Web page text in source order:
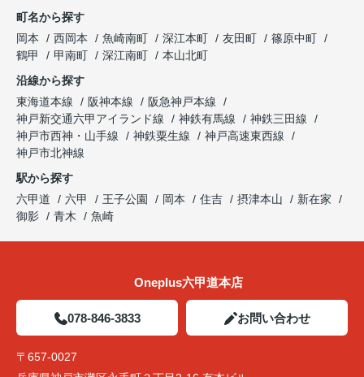
町名から探す
岡本
西岡本 魚崎南町 深江本町 友田町
篠原中町
鶴甲
甲南町 深江南町
本山北町
沿線から探す
東海道本線
阪神本線
阪急神戸本線
神戸新交通六甲アイランド線
神鉄有馬線
神鉄三田線
神戸市西神・山手線
神鉄粟生線
神戸高速東西線
神戸市北神線
駅から探す
六甲道
六甲 王子公園 岡本 住吉 摂津本山
新在家
御影
青木 魚崎
Oneplus六甲道本店
078-846-3833 お問い合わせ
〒657-0027